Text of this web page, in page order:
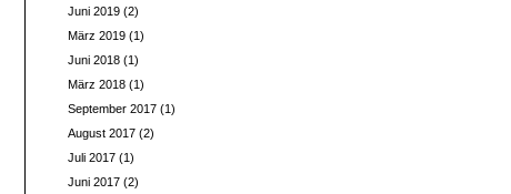
Juni 2019(2)
März 2019(1)
Juni 2018(1)
März 2018(1)
September 2017(1)
August 2017(2)
Juli 2017(1)
Juni 2017(2)